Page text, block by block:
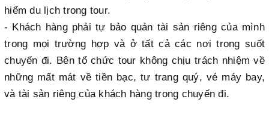
hiểm du lịch trong tour.
- Khách hàng phải tự bảo quản tài sản riêng của mình
trong mọi trường hợp và ở tất cả các nơi trong suốt
chuyến đi. Bên tổ chức tour không chịu trách nhiệm về
những mất mát về tiền bạc, tư trang quý, vé máy bay,
và tài sản riêng của khách hàng trong chuyến đi.